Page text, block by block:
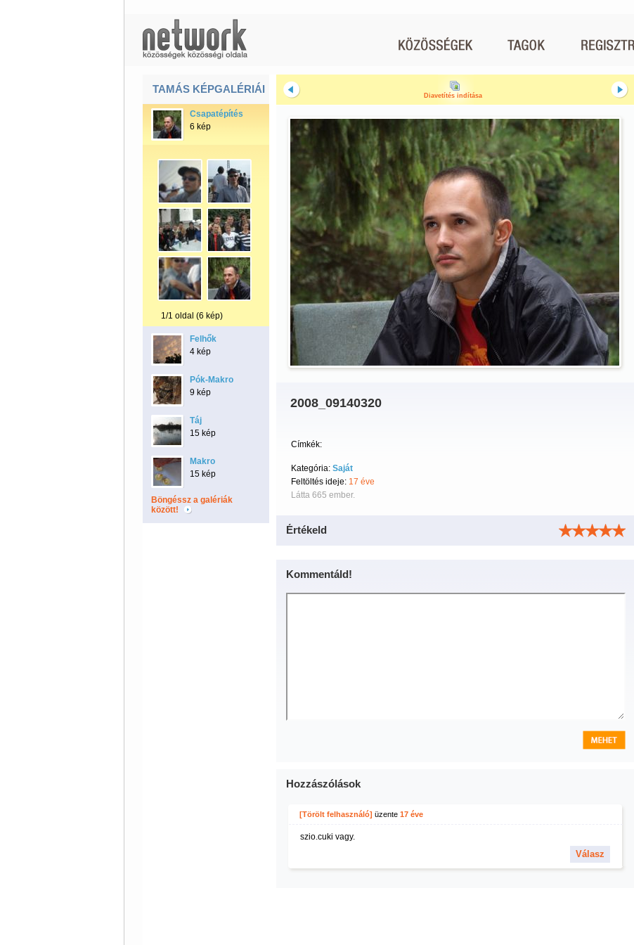
TAMÁS KÉPGALÉRIÁI
Csapatépítés
6 kép
1/1 oldal (6 kép)
Felhők
4 kép
Pók-Makro
9 kép
Táj
15 kép
Makro
15 kép
Böngéssz a galériák
között!
Diavetítés indítása
2008_09140320
Címkék:
Kategória: Saját
Feltöltés ideje: 17 éve
Látta 665 ember.
Értékeld
Kommentáld!
Hozzászólások
[Törölt felhasználó] üzente 17 éve
szio.cuki vagy.
Válasz